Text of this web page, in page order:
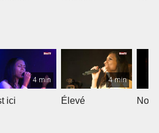
4 min
ici
4 min
Élevé